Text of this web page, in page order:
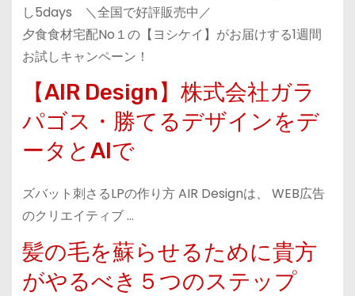
し5days ＼全国で好評販売中／
夕食食材宅配No１の【ヨシケイ】がお届けする1週間
お試しキャンペーン！
【AIR Design】株式会社ガラ
パゴス・勝てるデザインをデ
ータとAIで
ズバット刺さるLPの作り方 AIR Designは、 WEB広告
のクリエイティブ …
髪の毛を蘇らせるために貴方
がやるべき５つのステップ